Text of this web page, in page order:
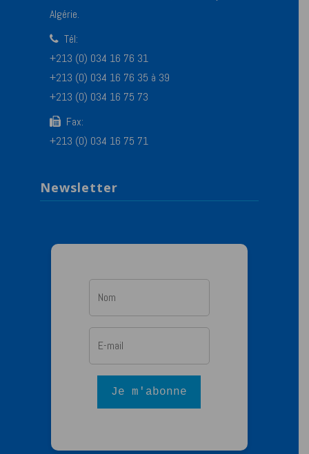
Algérie.
Tél:
+213 (0) 034 16 76 31
+213 (0) 034 16 76 35 à 39
+213 (0) 034 16 75 73
Fax:
+213 (0) 034 16 75 71
Newsletter
Je m'abonne